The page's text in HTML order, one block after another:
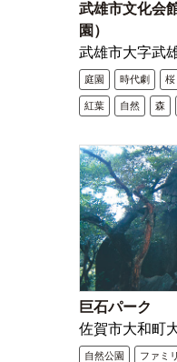
武雄市文化会
園）
武雄市大字武
庭園 時代劇 桜
紅葉 自然 森
巨石パーク
佐賀市大和町
自然公園 ファミ